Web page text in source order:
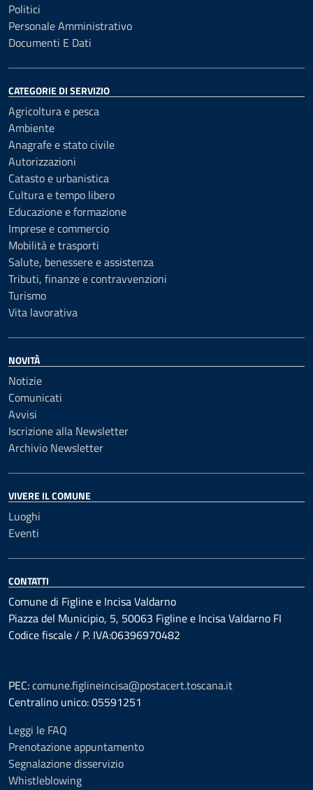
Politici
Personale Amministrativo
Documenti E Dati
CATEGORIE DI SERVIZIO
Agricoltura e pesca
Ambiente
Anagrafe e stato civile
Autorizzazioni
Catasto e urbanistica
Cultura e tempo libero
Educazione e formazione
Imprese e commercio
Mobilità e trasporti
Salute, benessere e assistenza
Tributi, finanze e contravvenzioni
Turismo
Vita lavorativa
NOVITÀ
Notizie
Comunicati
Avvisi
Iscrizione alla Newsletter
Archivio Newsletter
VIVERE IL COMUNE
Luoghi
Eventi
CONTATTI
Comune di Figline e Incisa Valdarno
Piazza del Municipio, 5, 50063 Figline e Incisa Valdarno FI
Codice fiscale / P. IVA:06396970482
PEC:comune.figlineincisa@postacert.toscana.it
Centralino unico: 05591251
Leggi le FAQ
Prenotazione appuntamento
Segnalazione disservizio
Whistleblowing